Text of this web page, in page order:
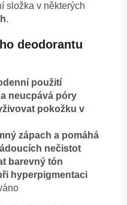
složka v některých
.
deodorantu
použití
neucpává póry
pokožku v
zápach a pomáhá
nečistot
barevný tón
hyperpigmentaci